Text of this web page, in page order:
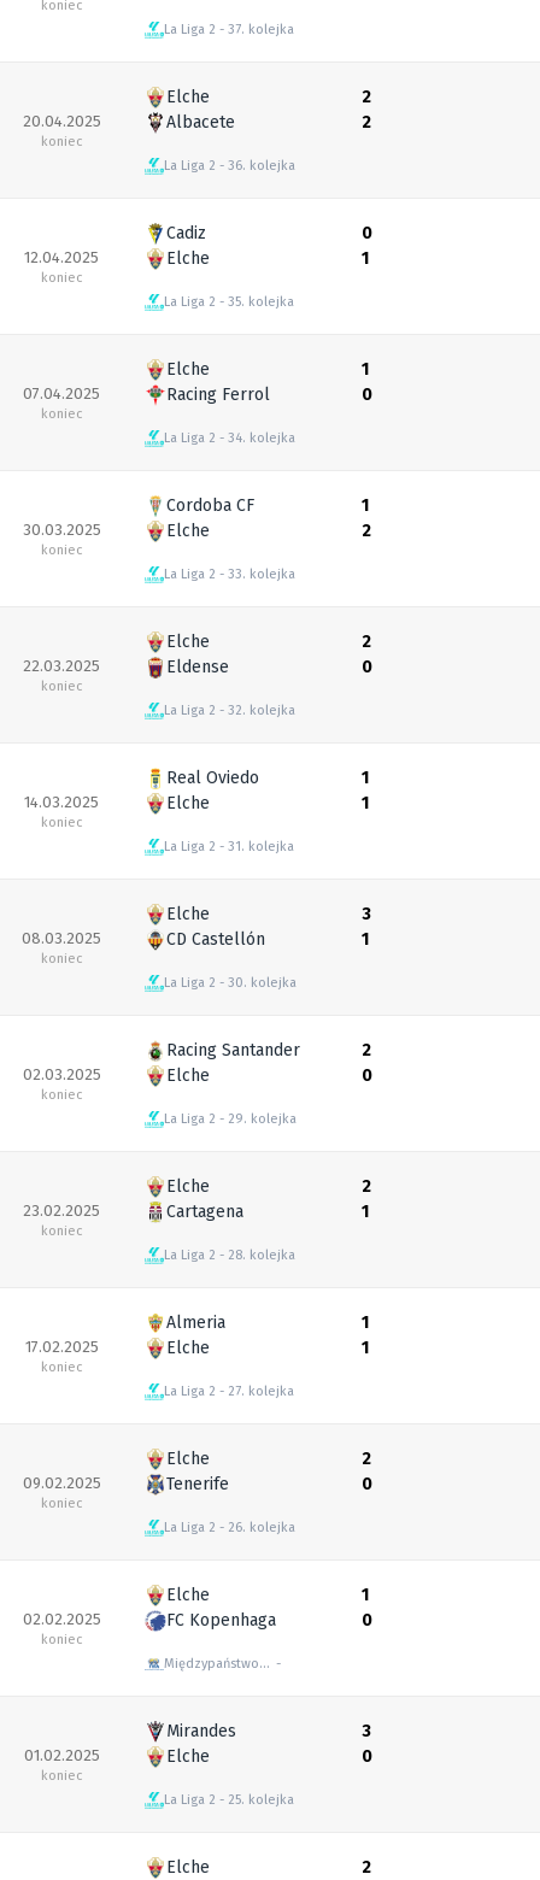
koniec
La Liga 2
37. kolejka
20.04.2025
koniec
Elche
Albacete
La Liga 2 36. kolejka
2
2
12.04.2025
koniec
Cadiz
Elche
La Liga 2 35. kolejka
0
1
07.04.2025
koniec
Elche
Racing Ferrol
La Liga 2 34. kolejka
1
0
30.03.2025
koniec
Cordoba CF
Elche
La Liga 2 33. kolejka
1
2
22.03.2025
koniec
Elche
Eldense
La Liga 2 32. kolejka
2
0
14.03.2025
koniec
Real Oviedo
Elche
La Liga 2 31. kolejka
1
1
08.03.2025
koniec
Elche
CD Castellón
La Liga 2 30. kolejka
3
1
02.03.2025
koniec
Racing Santander
Elche
La Liga 2 29. kolejka
2
0
23.02.2025
koniec
Elche
Cartagena
La Liga 2 28. kolejka
2
1
17.02.2025
koniec
Almeria
Elche
La Liga 2 27. kolejka
1
1
09.02.2025
koniec
Elche
Tenerife
La Liga 2 26. kolejka
2
0
02.02.2025
koniec
Elche
FC Kopenhaga
Międzypaństwowe mecze towarzyskie
1
0
01.02.2025
koniec
Mirandes
Elche
La Liga 2 25. kolejka
3
0
Elche
2